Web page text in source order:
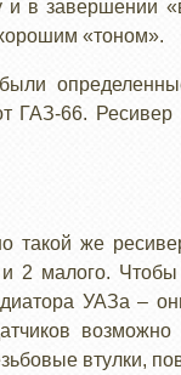
в завершении
«тоном».
ГАЗ-66.
такой же
2 малого.
УАЗа –
возможно
втулки,